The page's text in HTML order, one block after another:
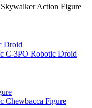
Action Figure
C-3PO Robotic Droid
Chewbacca Figure